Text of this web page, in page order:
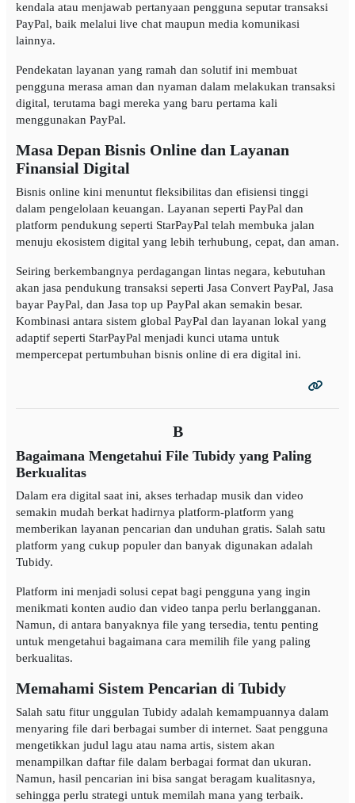
kendala atau menjawab pertanyaan pengguna seputar transaksi
PayPal, baik melalui live chat maupun media komunikasi
lainnya.
Pendekatan layanan yang ramah dan solutif ini membuat
pengguna merasa aman dan nyaman dalam melakukan transaksi
digital, terutama bagi mereka yang baru pertama kali
menggunakan PayPal.
Masa Depan Bisnis Online dan Layanan
Finansial Digital
Bisnis online kini menuntut fleksibilitas dan efisiensi tinggi
dalam pengelolaan keuangan. Layanan seperti PayPal dan
platform pendukung seperti StarPayPal telah membuka jalan
menuju ekosistem digital yang lebih terhubung, cepat, dan aman.
Seiring berkembangnya perdagangan lintas negara, kebutuhan
akan jasa pendukung transaksi seperti Jasa Convert PayPal, Jasa
bayar PayPal, dan Jasa top up PayPal akan semakin besar.
Kombinasi antara sistem global PayPal dan layanan lokal yang
adaptif seperti StarPayPal menjadi kunci utama untuk
mempercepat pertumbuhan bisnis online di era digital ini.
B
Bagaimana Mengetahui File Tubidy yang Paling
Berkualitas
Dalam era digital saat ini, akses terhadap musik dan video
semakin mudah berkat hadirnya platform-platform yang
memberikan layanan pencarian dan unduhan gratis. Salah satu
platform yang cukup populer dan banyak digunakan adalah
Tubidy.
Platform ini menjadi solusi cepat bagi pengguna yang ingin
menikmati konten audio dan video tanpa perlu berlangganan.
Namun, di antara banyaknya file yang tersedia, tentu penting
untuk mengetahui bagaimana cara memilih file yang paling
berkualitas.
Memahami Sistem Pencarian di Tubidy
Salah satu fitur unggulan Tubidy adalah kemampuannya dalam
menyaring file dari berbagai sumber di internet. Saat pengguna
mengetikkan judul lagu atau nama artis, sistem akan
menampilkan daftar file dalam berbagai format dan ukuran.
Namun, hasil pencarian ini bisa sangat beragam kualitasnya,
sehingga perlu strategi untuk memilah mana yang terbaik.